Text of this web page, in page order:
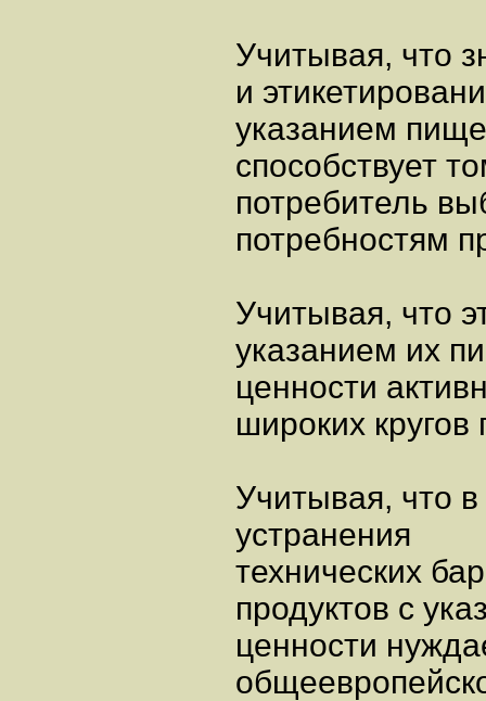
Учитывая, что
и
указанием
способствует
потребитель
потребностям
Учитывая, что
указанием их
ценности
широких кругов
Учитывая, что
устранения
технических
продуктов с
ценности